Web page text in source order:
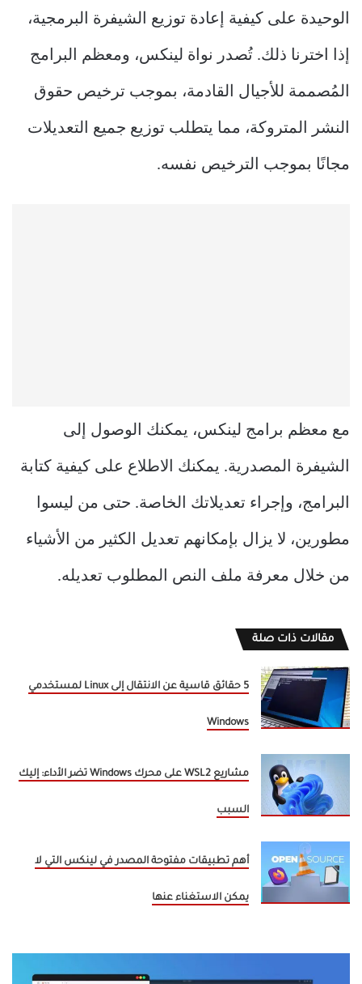
الوحيدة على كيفية إعادة توزيع الشيفرة البرمجية،
إذا اخترنا ذلك. تُصدر نواة لينكس، ومعظم البرامج
المُصممة للأجيال القادمة، بموجب ترخيص حقوق
النشر المتروكة، مما يتطلب توزيع جميع التعديلات
مجانًا بموجب الترخيص نفسه.
مع معظم برامج لينكس، يمكنك الوصول إلى
الشيفرة المصدرية. يمكنك الاطلاع على كيفية كتابة
البرامج، وإجراء تعديلاتك الخاصة. حتى من ليسوا
مطورين، لا يزال بإمكانهم تعديل الكثير من الأشياء
من خلال معرفة ملف النص المطلوب تعديله.
مقالات ذات صلة
5 حقائق قاسية عن الانتقال إلى Linux لمستخدمي
Windows
مشاريع WSL2 على محرك Windows تضر الأداء: إليك
السبب
أهم تطبيقات مفتوحة المصدر في لينكس التي لا
يمكن الاستغناء عنها